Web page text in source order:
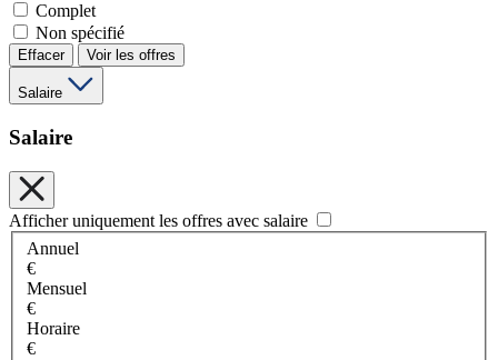
Complet
Non spécifié
Effacer Voir les offres
Salaire
Salaire
Afficher uniquement les offres avec salaire
Annuel
€
Mensuel
€
Horaire
€